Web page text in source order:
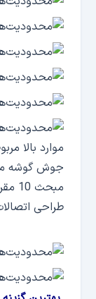
موارد بالا
جوش گوشه
طراحی